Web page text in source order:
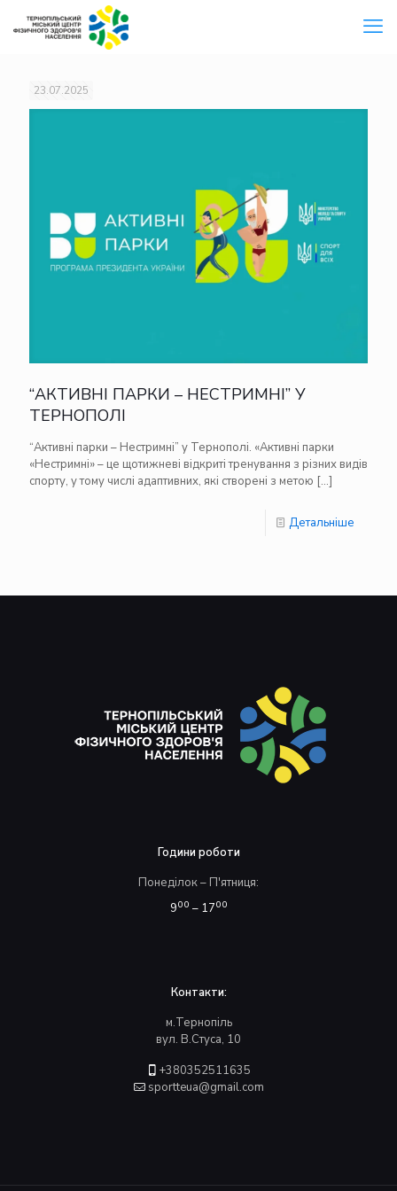
23.07.2025
“АКТИВНІ ПАРКИ – НЕСТРИМНІ” У
ТЕРНОПОЛІ
“Активні парки – Нестримні” у Тернополі. «Активні парки
«Нестримні» – це щотижневі відкриті тренування з різних видів
спорту, у тому числі адаптивних, які створені з метою […]
Детальніше
Години роботи
Понеділок – П'ятниця:
900 – 1700
Контакти:
м.Тернопіль
вул. В.Стуса, 10
+380352511635
sportteua@gmail.com